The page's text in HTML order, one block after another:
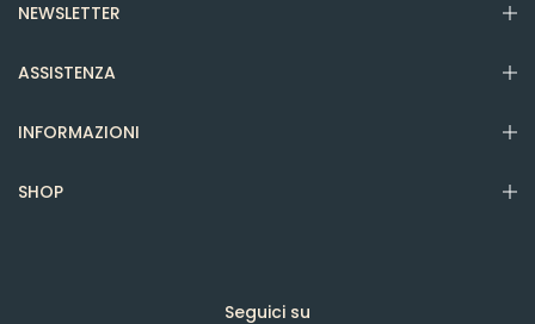
NEWSLETTER
ASSISTENZA
INFORMAZIONI
SHOP
Seguici su